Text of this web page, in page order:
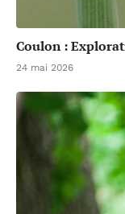
Coulon :
24 mai 2026